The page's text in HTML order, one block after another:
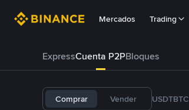
Mercados Trading
ExpressCuenta P2PBloques
Comprar Vender USDTBTC